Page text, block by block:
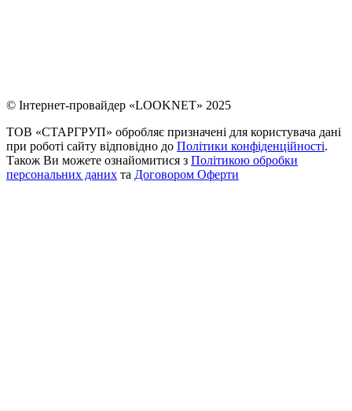
© Інтернет-провайдер «LOOKNET» 2025
ТОВ «СТАРГРУП» обробляє призначені для користувача дані
при роботі сайту відповідно до Політики конфіденційності.
Також Ви можете ознайомитися з Політикою обробки
персональних даних та Договором Оферти